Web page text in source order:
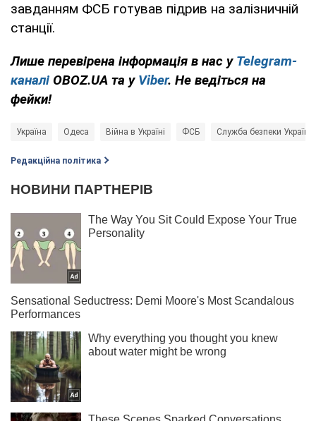
завданням ФСБ готував підрив на залізничній
станції.
Лише перевірена інформація в нас у Telegram-
каналі OBOZ.UA та у Viber. Не ведіться на
фейки!
Україна Одеса Війна в Україні ФСБ Служба безпеки
Редакційна політика